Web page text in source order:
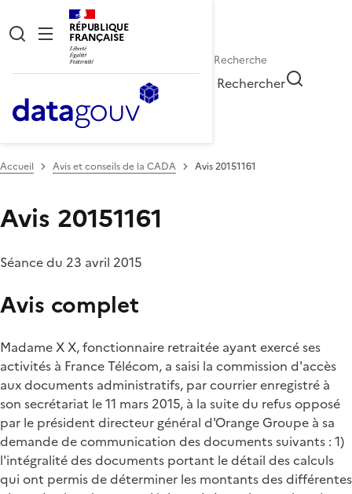
RÉPUBLIQUE
FRANÇAISE
Rechercher
Accueil Avis et conseils de la CADA Avis 20151161
Avis 20151161
Séance du 23 avril 2015
Avis complet
Madame X X, fonctionnaire retraitée ayant exercé ses
activités à France Télécom, a saisi la commission d'accès
aux documents administratifs, par courrier enregistré à
son secrétariat le 11 mars 2015, à la suite du refus opposé
par le président directeur général d'Orange Groupe à sa
demande de communication des documents suivants : 1)
l'intégralité des documents portant le détail des calculs
qui ont permis de déterminer les montants des différentes